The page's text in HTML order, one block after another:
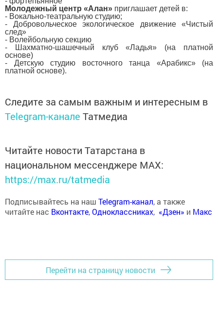
Молодежный центр «Алан» приглашает детей в:
- Вокально-театральную студию;
- Добровольческое экологическое движение «Чистый
след»
- Волейбольную секцию
- Шахматно-шашечный клуб «Ладья» (на платной
основе)
- Детскую студию восточного танца «Арабикс» (на
платной основе).
Следите за самым важным и интересным в
Telegram-канале Татмедиа
Читайте новости Татарстана в
национальном мессенджере MАХ:
https://max.ru/tatmedia
Подписывайтесь на наш Telegram-канал, а также
читайте нас Вконтакте,Одноклассниках, «Дзен» и Макс
Перейти на страницу новости